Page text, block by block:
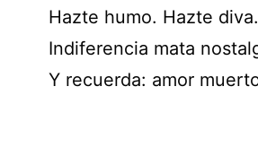
Hazte humo. Hazte
Indiferencia mata
Y recuerda: amor